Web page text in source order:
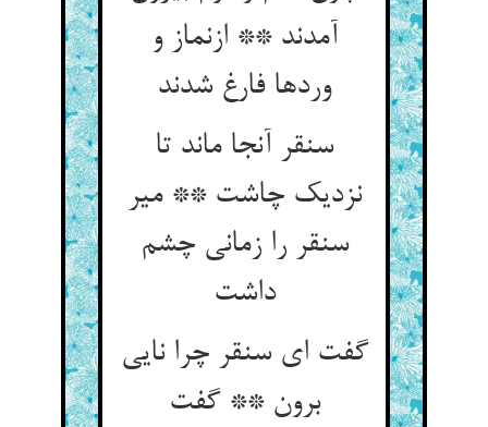
آمدند ** ازنماز و
وردها فارغ شدند
سنقر آنجا ماند تا
نزدیک چاشت ** میر
سنقر را زمانی چشم
داشت
گفت ای سنقر چرا نایی
برون ** گفت